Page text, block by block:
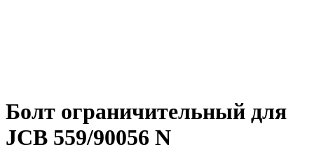
Болт ограничительный для
JCB 559/90056 N